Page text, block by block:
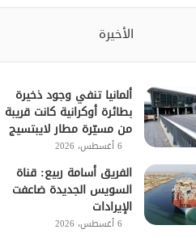
الأخيرة
ألمانيا تنفي وجود ذخيرة
بطائرة أوكرانية كانت قريبة
من مسيّرة مطار لايبتسيج
6 أغسطس، 2026
الفريق أسامة ربيع: قناة
السويس الجديدة ضاعفت
الإيرادات
6 أغسطس، 2026